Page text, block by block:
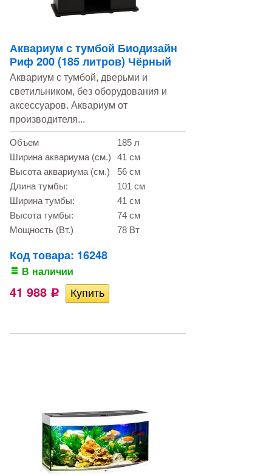
Аквариум с тумбой Биодизайн
Риф 200 (185 литров) Чёрный
Аквариум с тумбой, дверьми и
светильником, без оборудования и
аксессуаров. Аквариум от
производителя...
Объем
185 л
Ширина аквариума (см.)
41 см
Высота аквариума (см.)
56 см
Длина тумбы:
101 см
Ширина тумбы:
41 см
Высота тумбы:
74 см
Мощность (Вт.)
78 Вт
Код товара: 16248
В наличии
41 988 Р